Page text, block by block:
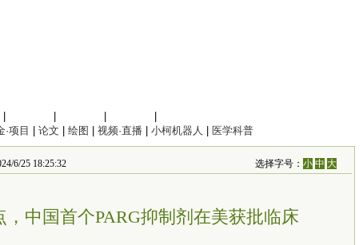
·项目 论文 绘图 视频·直播 小柯机器人 医学科普
6/25 18:25:32 选择字号：小 中 大
，中国首个PARG抑制剂在美获批临床